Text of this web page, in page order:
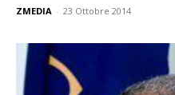
ZMEDIA - 23 Ottobre 2014